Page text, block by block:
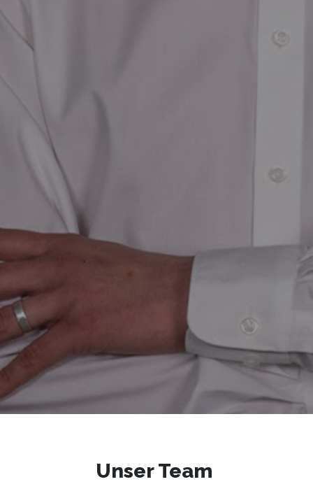
Unser Team